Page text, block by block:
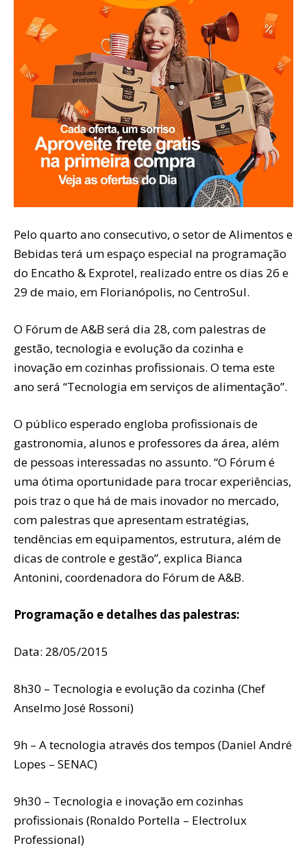
Pelo quarto ano consecutivo, o setor de Alimentos e
Bebidas terá um espaço especial na programação
do Encatho & Exprotel, realizado entre os dias 26 e
29 de maio, em Florianópolis, no CentroSul.
O Fórum de A&B será dia 28, com palestras de
gestão, tecnologia e evolução da cozinha e
inovação em cozinhas profissionais. O tema este
ano será “Tecnologia em serviços de alimentação”.
O público esperado engloba profissionais de
gastronomia, alunos e professores da área, além
de pessoas interessadas no assunto. “O Fórum é
uma ótima oportunidade para trocar experiências,
pois traz o que há de mais inovador no mercado,
com palestras que apresentam estratégias,
tendências em equipamentos, estrutura, além de
dicas de controle e gestão”, explica Bianca
Antonini, coordenadora do Fórum de A&B.
Programação e detalhes das palestras:
Data: 28/05/2015
8h30 – Tecnologia e evolução da cozinha (Chef
Anselmo José Rossoni)
9h – A tecnologia através dos tempos (Daniel André
Lopes – SENAC)
9h30 – Tecnologia e inovação em cozinhas
profissionais (Ronaldo Portella – Electrolux
Professional)